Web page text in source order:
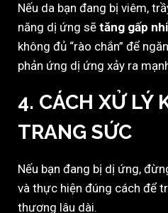
Nếu da bạn đang bị viêm,
năng dị ứng sẽ tăng gấp
không đủ “rào chắn” để
phản ứng dị ứng xảy ra
4. CÁCH XỬ LÝ
TRANG SỨC
Nếu bạn đang bị dị ứng,
và thực hiện đúng cách để
thương lâu dài.